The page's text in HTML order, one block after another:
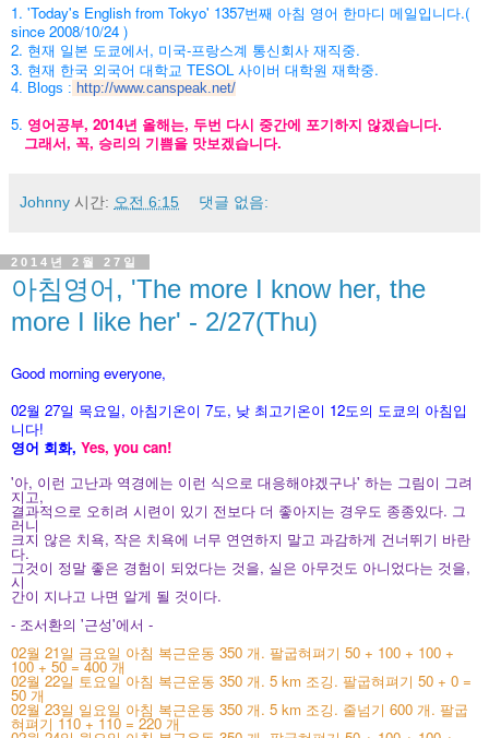
1. 'Today's English from Tokyo' 1357번째 아침 영어 한마디 메일입니다.(
since 2008/10/24 )
2. 현재 일본 도쿄에서, 미국-프랑스계 통신회사 재직중.
3. 현재 한국 외국어 대학교 TESOL 사이버 대학원 재학중.
4. Blogs : http://www.canspeak.net/
5. 영어공부, 2014년 올해는, 두번 다시 중간에 포기하지 않겠습니다.
그래서, 꼭, 승리의 기쁨을 맛보겠습니다.
Johnny 시간: 오전 6:15 댓글 없음:
2014년 2월 27일
아침영어, 'The more I know her, the
more I like her' - 2/27(Thu)
Good morning everyone,
02월 27일 목요일, 아침기온이 7도, 낮 최고기온이 12도의 도쿄의 아침입
니다!
영어 회화, Yes, you can!
'아, 이런 고난과 역경에는 이런 식으로 대응해야겠구나' 하는 그림이 그려
지고,
결과적으로 오히려 시련이 있기 전보다 더 좋아지는 경우도 종종있다. 그
러니
크지 않은 치욕, 작은 치욕에 너무 연연하지 말고 과감하게 건너뛰기 바란
다.
그것이 정말 좋은 경험이 되었다는 것을, 실은 아무것도 아니었다는 것을,
시
간이 지나고 나면 알게 될 것이다.
- 조서환의 '근성'에서 -
02월 21일 금요일 아침 복근운동 350 개. 팔굽혀펴기 50 + 100 + 100 +
100 + 50 = 400 개
02월 22일 토요일 아침 복근운동 350 개. 5 km 조깅. 팔굽혀펴기 50 + 0 =
50 개
02월 23일 일요일 아침 복근운동 350 개. 5 km 조깅. 줄넘기 600 개. 팔굽
혀펴기 110 + 110 = 220 개